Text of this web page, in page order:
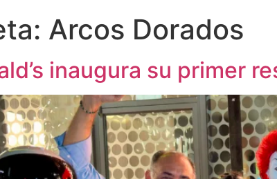
Arcos Dorados
inaugura su primer